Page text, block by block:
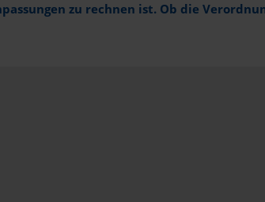
zu rechnen ist. Ob die